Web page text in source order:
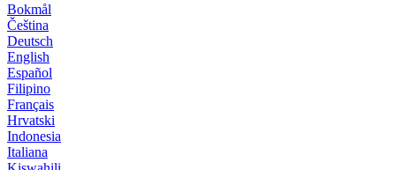
Bokmål
Čeština
Deutsch
English
Español
Filipino
Français
Hrvatski
Indonesia
Italiana